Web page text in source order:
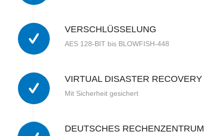
VERSCHLÜSSELUNG
AES 128-BIT bis BLOWFISH-448
VIRTUAL DISASTER RECOVERY
Mit Sicherheit gesichert
DEUTSCHES RECHENZENTRUM